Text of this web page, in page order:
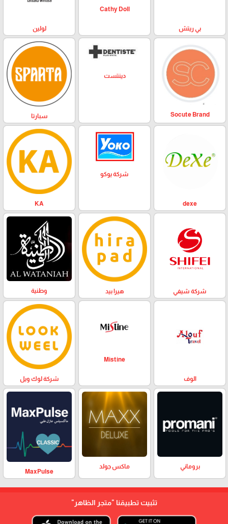
بي ريتش
Cathy Doll
لولين
Socute Brand
دينتست
سبارتا
dexe
شركة يوكو
KA
شركة شيفي هيرا بيد وطنية
الوف
Mistine
شركة لوك ويل
بروماني ماكس جولد
MaxPulse
تثبيت تطبيقنا "متجر الظاهر"